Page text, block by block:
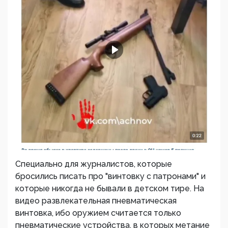
Специально для журналистов, которые
бросились писать про "винтовку с патронами" и
которые никогда не бывали в детском тире. На
видео развлекательная пневматическая
винтовка, ибо оружием считается только
пневматические устройства, в которых метание